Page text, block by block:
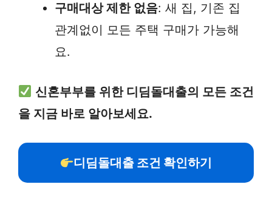
구매대상 제한 없음: 새 집, 기존 집
관계없이 모든 주택 구매가 가능해
요.
신혼부부를 위한 디딤돌대출의 모든 조건
을 지금 바로 알아보세요.
디딤돌대출 조건 확인하기